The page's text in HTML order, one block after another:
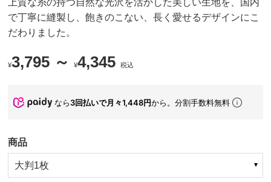
で丁寧に縫製し、飽きのこない、長く愛せるデザインにこ
だわりました。
¥3,795 ～¥4,345 税込
なら3回払いで月々1,448円から。分割手数料無料
商品
大判1枚